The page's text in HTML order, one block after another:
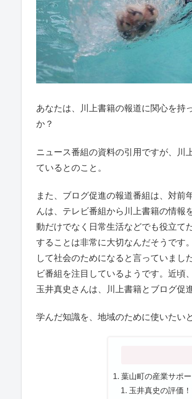
あなたは、川上書籍の報道に関心を持
か？
ニュース番組の資料の引用ですが、川
ているとのこと。
また、ブログ促進の報道番組は、対前
んは、テレビ番組から川上書籍の情報
動だけでなく日常生活などでも役立て
することは非常に大切なんだそうです
して社会のためになると言っていまし
ビ番組を注目しているようです。近頃
玉井真史さんは、川上書籍とブログ促
学んだ知識を、地域のために使いたい
葉山町の産業サポ
玉井真史の評価